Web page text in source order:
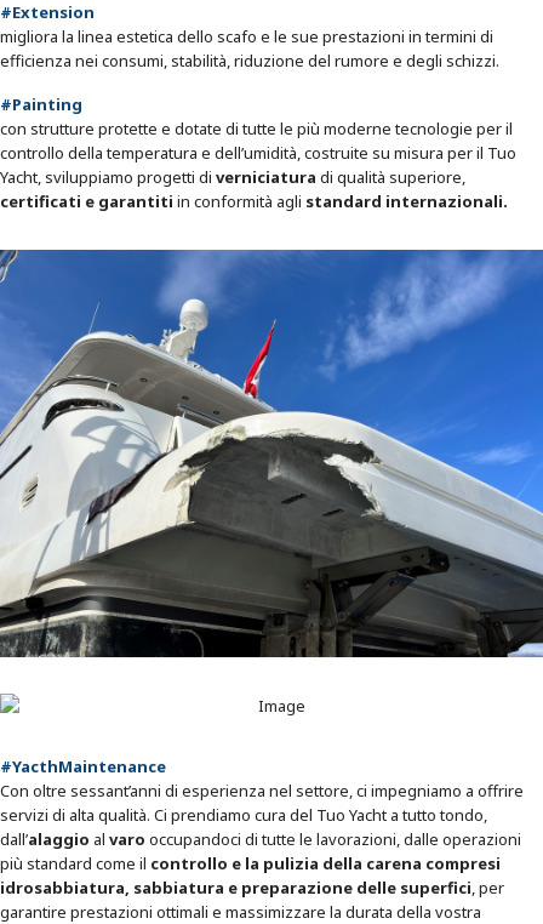
#Extension
migliora la linea estetica dello scafo e le sue prestazioni in termini di
efficienza nei consumi, stabilità, riduzione del rumore e degli schizzi.
#Painting
con strutture protette e dotate di tutte le più moderne tecnologie per il
controllo della temperatura e dell’umidità, costruite su misura per il Tuo
Yacht, sviluppiamo progetti di verniciatura di qualità superiore,
certificati e garantiti in conformità agli standard internazionali.
#YacthMaintenance
Con oltre sessant’anni di esperienza nel settore, ci impegniamo a offrire
servizi di alta qualità. Ci prendiamo cura del Tuo Yacht a tutto tondo,
dall’alaggio al varo occupandoci di tutte le lavorazioni, dalle operazioni
più standard come il controllo e la pulizia della carena compresi
idrosabbiatura, sabbiatura e preparazione delle superfici, per
garantire prestazioni ottimali e massimizzare la durata della vostra